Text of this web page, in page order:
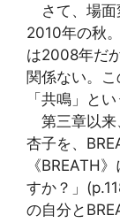
さて、場面
2010年の秋
は2008年だ
関係ない。
「共鳴」と
第三章以来
杏子を、
《BREATH
すか？」
の自分と